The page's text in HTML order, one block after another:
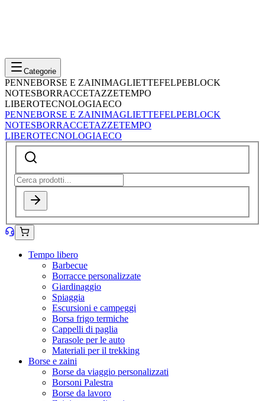
Categorie
PENNEBORSE E ZAINIMAGLIETTEFELPEBLOCK
NOTESBORRACCETAZZETEMPO
LIBEROTECNOLOGIAECO
PENNEBORSE E ZAINIMAGLIETTEFELPEBLOCK
NOTESBORRACCETAZZETEMPO
LIBEROTECNOLOGIAECO
Tempo libero
Barbecue
Borracce personalizzate
Giardinaggio
Spiaggia
Escursioni e campeggi
Borsa frigo termiche
Cappelli di paglia
Parasole per le auto
Materiali per il trekking
Borse e zaini
Borse da viaggio personalizzati
Borsoni Palestra
Borse da lavoro